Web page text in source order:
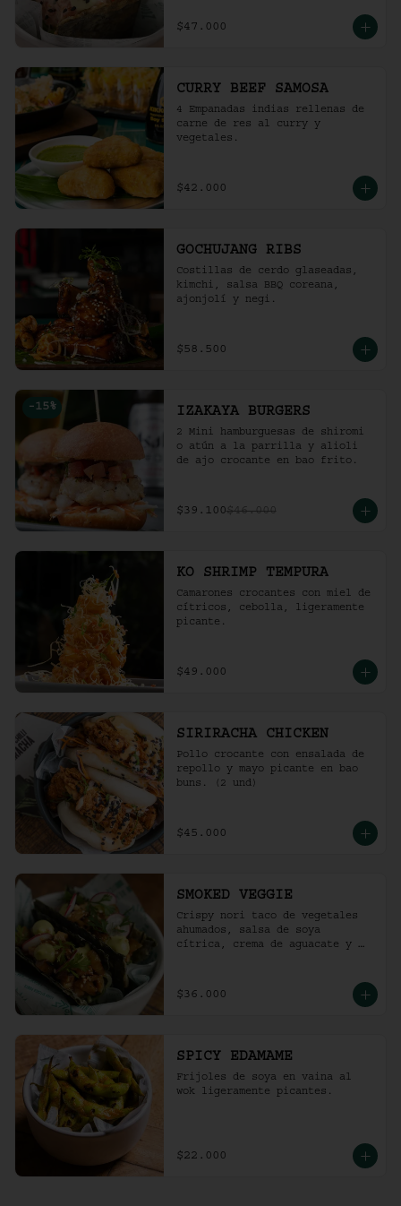
$47.000
CURRY BEEF SAMOSA
4 Empanadas indias rellenas de
carne de res al curry y
vegetales.
$42.000
GOCHUJANG RIBS
Costillas de cerdo glaseadas,
kimchi, salsa BBQ coreana,
ajonjolí y negi.
$58.500
-15 % IZAKAYA BURGERS
2 Mini hamburguesas de shiromi
o atún a la parrilla y alioli
de ajo crocante en bao frito.
$39.100$46.000
KO SHRIMP TEMPURA
Camarones crocantes con miel de
cítricos, cebolla, ligeramente
picante.
$49.000
SIRIRACHA CHICKEN
Pollo crocante con ensalada de
repollo y mayo picante en bao
buns. (2 und)
$45.000
SMOKED VEGGIE
Crispy nori taco de vegetales
ahumados, salsa de soya
cítrica, crema de aguacate y
$36.000
SPICY EDAMAME
Frijoles de soya en vaina al
wok ligeramente picantes.
$22.000